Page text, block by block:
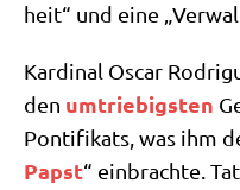
heit“ und eine
Kar­di­nal Oscar
den umtrie­big­sten
Pon­ti­fi­kats, was ihm
Papst“ ein­brach­te.